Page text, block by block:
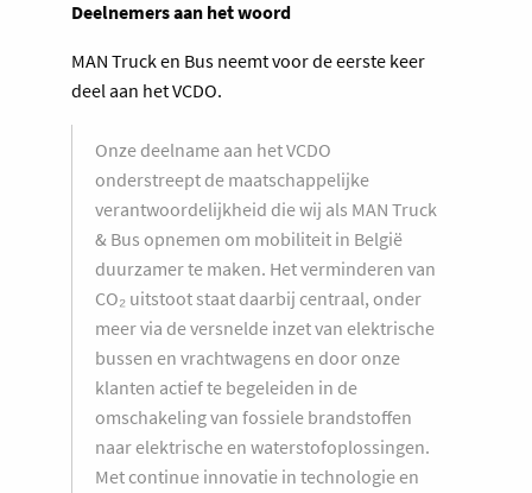
Deelnemers aan het woord
MAN Truck en Bus neemt voor de eerste keer
deel aan het VCDO.
Onze deelname aan het VCDO
onderstreept de maatschappelijke
verantwoordelijkheid die wij als MAN Truck
& Bus opnemen om mobiliteit in België
duurzamer te maken. Het verminderen van
CO₂ uitstoot staat daarbij centraal, onder
meer via de versnelde inzet van elektrische
bussen en vrachtwagens en door onze
klanten actief te begeleiden in de
omschakeling van fossiele brandstoffen
naar elektrische en waterstofoplossingen.
Met continue innovatie in technologie en